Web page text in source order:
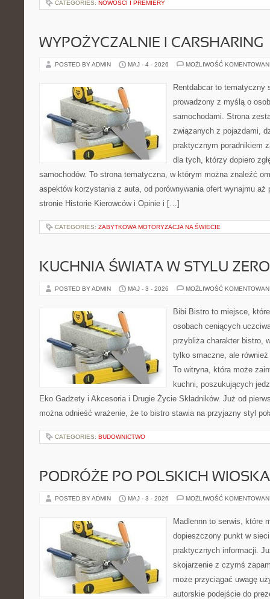
CATEGORIES: NOWOŚCI I PREMIERY
WYPOŻYCZALNIE I CARSHARING
POSTED BY ADMIN MAJ - 4 - 2026 MOŻLIWOŚĆ
Rentdabcar to tematyczny
prowadzony z myślą o
samochodami. Strona
związanych z pojazdami,
praktycznym poradnikiem
dla tych, którzy dopiero
samochodów. To strona tematyczna, w którym można znaleźć
aspektów korzystania z auta, od porównywania ofert wynajmu aż
stronie Historie Kierowców i Opinie i […]
CATEGORIES: ZABYTKOWA MOTORYZACJA NA ŚWIECIE
KUCHNIA ŚWIATA W STYLU
POSTED BY ADMIN MAJ - 3 - 2026 MOŻLIWOŚĆ
Bibi Bistro to miejsce,
osobach ceniących
przybliża charakter bistro,
tylko smaczne, ale również
To witryna, która może
kuchni, poszukujących
Eko Gadżety i Akcesoria i Drugie Życie Składników. Już od
można odnieść wrażenie, że to bistro stawia na przyjazny styl
CATEGORIES: BUDOWNICTWO
PODRÓŻE PO POLSKICH
POSTED BY ADMIN MAJ - 3 - 2026 MOŻLIWOŚĆ
Madlennn to serwis, które
dopieszczony punkt w
praktycznych informacji.
skojarzenie z czymś
może przyciągać uwagę
autorskie podejście do